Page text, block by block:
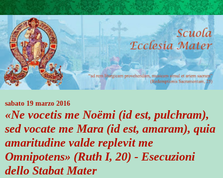
sabato 19 marzo 2016
«Ne vocetis me Noëmi (id est, pulchram),
sed vocate me Mara (id est, amaram), quia
amaritudine valde replevit me
Omnipotens» (Ruth I, 20) - Esecuzioni
dello Stabat Mater